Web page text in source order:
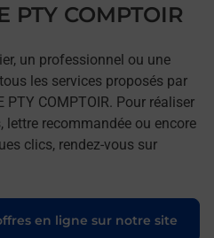
PTY COMPTOIR
un professionnel ou une
les services proposés par
COMPTOIR. Pour réaliser
lettre recommandée ou encore
clics, rendez-vous sur
en ligne sur notre site